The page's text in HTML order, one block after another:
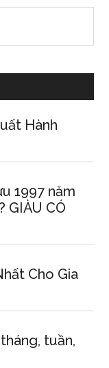
Hành
1997 năm
GIÀU CÓ
Cho Gia
tuần,